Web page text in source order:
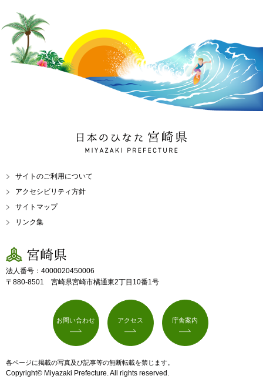
日本のひなた 宮崎県
MIYAZAKI PREFECTURE
サイトのご利用について
アクセシビリティ方針
サイトマップ
リンク集
宮崎県
法人番号：4000020450006
〒880-8501 宮崎県宮崎市橘通東2丁目10番1号
お問い合わせ アクセス 庁舎案内
各ページに掲載の写真及び記事等の無断転載を禁じます。
Copyright© Miyazaki Prefecture. All rights reserved.